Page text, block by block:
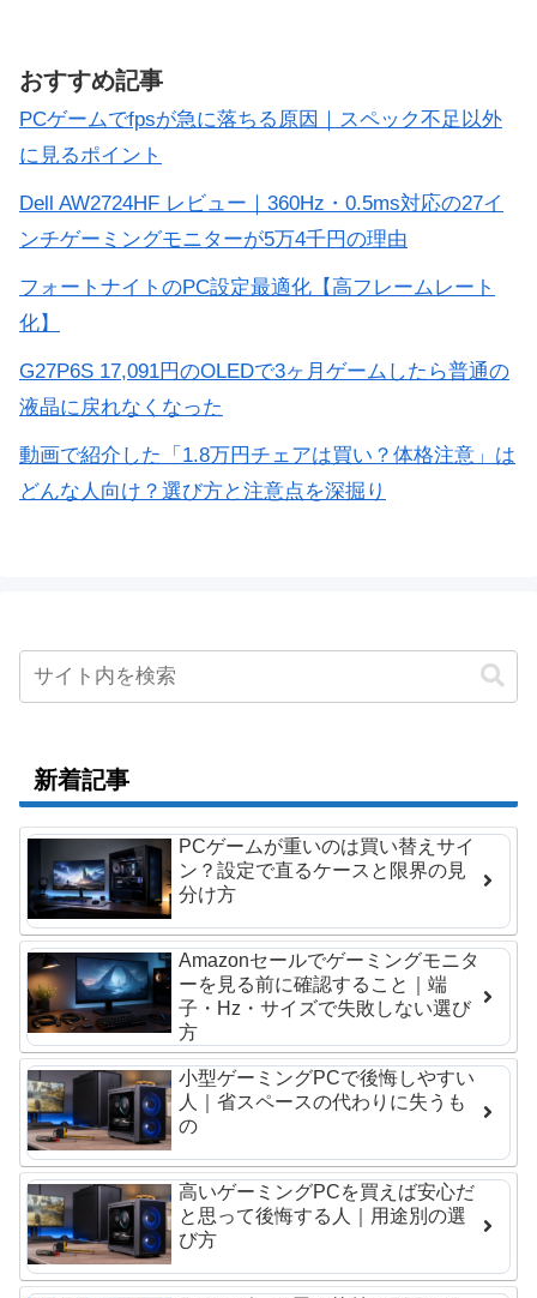
おすすめ記事
PCゲームでfpsが急に落ちる原因｜スペック不足以外
に見るポイント
Dell AW2724HF レビュー｜360Hz・0.5ms対応の27イ
ンチゲーミングモニターが5万4千円の理由
フォートナイトのPC設定最適化【高フレームレート
化】
G27P6S 17,091円のOLEDで3ヶ月ゲームしたら普通の
液晶に戻れなくなった
動画で紹介した「1.8万円チェアは買い？体格注意」は
どんな人向け？選び方と注意点を深掘り
新着記事
PCゲームが重いのは買い替えサイ
ン？設定で直るケースと限界の見
分け方
Amazonセールでゲーミングモニタ
ーを見る前に確認すること｜端
子・Hz・サイズで失敗しない選び
方
小型ゲーミングPCで後悔しやすい
人｜省スペースの代わりに失うも
の
高いゲーミングPCを買えば安心だ
と思って後悔する人｜用途別の選
び方